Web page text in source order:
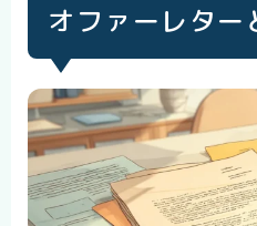
オファーレター